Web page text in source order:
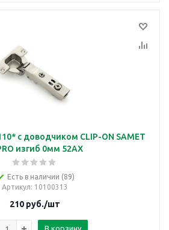
с доводчиком CLIP-ON SAMET
изгиб 0мм 52АХ
Есть в наличии (89)
Артикул: 10100313
210руб./шт
В корзину